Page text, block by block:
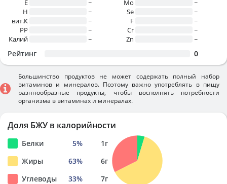
E
~
H
~
вит.К
~
PP
~
Калий
~
Mo
~
Se
~
F
~
Cr
~
Zn
~
Рейтинг 0
Большинство продуктов не может содержать полный набор
витаминов и минералов. Поэтому важно употреблять в пищу
разннообразные продукты, чтобы восполнять потребности
организма в витаминах и минералах.
Доля БЖУ в калорийности
Белки 5% 1г
Жиры
63% 6г
Углеводы
33% 7г